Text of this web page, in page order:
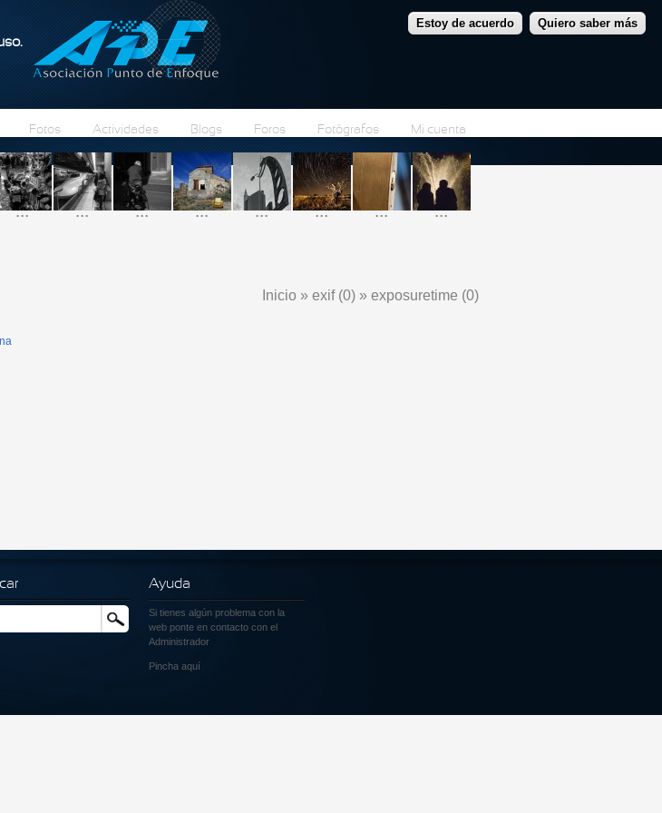
Estoy de acuerdo Quiero saber más
Pasar al contenido principal
Fotos Actividades Blogs Foros Fotógrafos Mi cuenta
... ... ... ... ... ... ... ...
Inicio » exif (0) » exposuretime (0)
Buscar
Ayuda
Si tienes algún problema con la
web ponte en contacto con el
Administrador
Pincha aquí